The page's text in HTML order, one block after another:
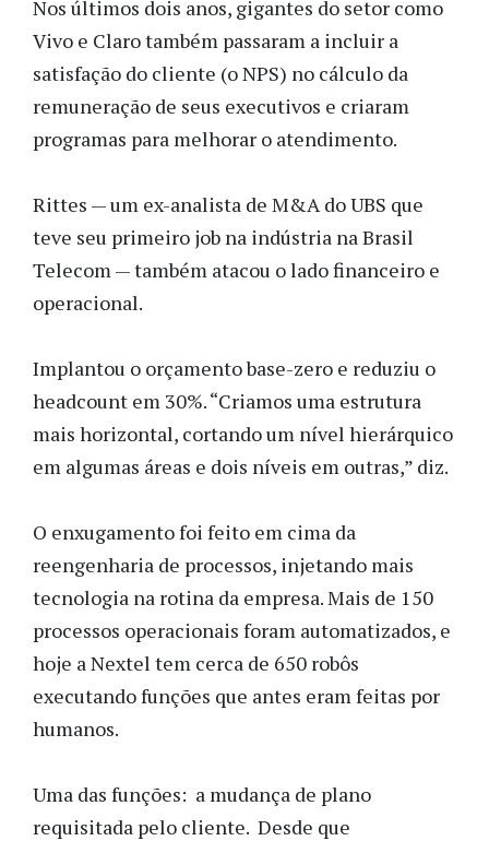
Nos últimos dois anos, gigantes do setor como
Vivo e Claro também passaram a incluir a
satisfação do cliente (o NPS) no cálculo da
remuneração de seus executivos e criaram
programas para melhorar o atendimento.
Rittes — um ex-analista de M&A do UBS que
teve seu primeiro job na indústria na Brasil
Telecom — também atacou o lado financeiro e
operacional.
Implantou o orçamento base-zero e reduziu o
headcount em 30%. “Criamos uma estrutura
mais horizontal, cortando um nível hierárquico
em algumas áreas e dois níveis em outras,” diz.
O enxugamento foi feito em cima da
reengenharia de processos, injetando mais
tecnologia na rotina da empresa. Mais de 150
processos operacionais foram automatizados, e
hoje a Nextel tem cerca de 650 robôs
executando funções que antes eram feitas por
humanos.
Uma das funções: a mudança de plano
requisitada pelo cliente. Desde que